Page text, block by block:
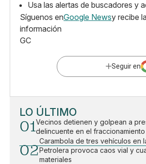
Usa las alertas de buscadores y
Síguenos enGoogle Newsy recibe
información
GC
Seguir en
LO ÚLTIMO
01Vecinos detienen y golpean a
delincuente en el
02
Carambola de tres vehículos en
Petrolera provoca caos vial y
materiales